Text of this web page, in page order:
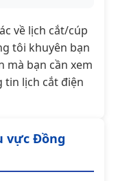
về lịch cắt/cúp
tôi khuyên bạn
mà bạn cần xem
tin lịch cắt điện
vực Đồng